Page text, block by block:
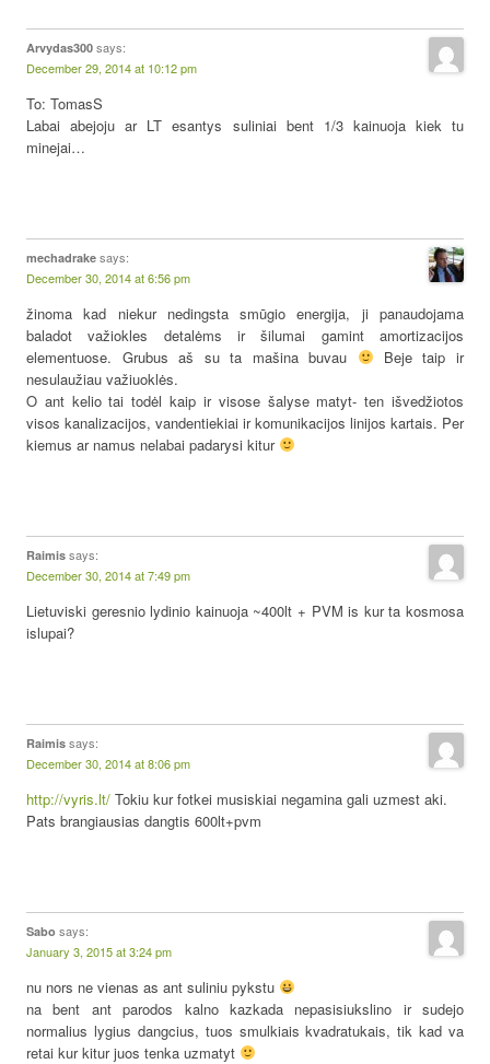
Arvydas300 says:
December 29, 2014 at 10:12 pm
To: TomasS
Labai abejoju ar LT esantys suliniai bent 1/3 kainuoja kiek tu
minejai…
mechadrake says:
December 30, 2014 at 6:56 pm
žinoma kad niekur nedingsta smūgio energija, ji panaudojama
baladot važiokles detalėms ir šilumai gamint amortizacijos
elementuose. Grubus aš su ta mašina buvau
Beje taip ir
nesulaužiau važiuoklės.
O ant kelio tai todėl kaip ir visose šalyse matyt- ten išvedžiotos
visos kanalizacijos, vandentiekiai ir komunikacijos linijos kartais. Per
kiemus ar namus nelabai padarysi kitur
Raimis says:
December 30, 2014 at 7:49 pm
Lietuviski geresnio lydinio kainuoja ~400lt + PVM is kur ta kosmosa
islupai?
Raimis says:
December 30, 2014 at 8:06 pm
http://vyris.lt/ Tokiu kur fotkei musiskiai negamina gali uzmest aki.
Pats brangiausias dangtis 600lt+pvm
Sabo says:
January 3, 2015 at 3:24 pm
nu nors ne vienas as ant suliniu pykstu
na bent ant parodos kalno kazkada nepasisiukslino ir sudejo
normalius lygius dangcius, tuos smulkiais kvadratukais, tik kad va
retai kur kitur juos tenka uzmatyt